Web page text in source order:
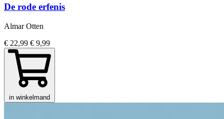
De rode erfenis
Almar Otten
€ 22,99 € 9,99
in winkelmand